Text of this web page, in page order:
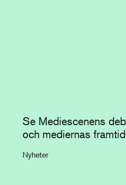
Se Mediescenens
och mediernas framtid
Nyheter